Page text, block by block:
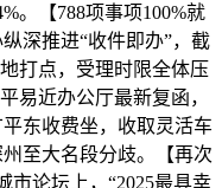
。【788项事项100%就
深推进“收件即办”，截
打点，受理时限全体压
易近办公厅最新复函，
东收费坐，收取灵活车
至大名段分歧。【再次
市论坛上，“2025最具幸